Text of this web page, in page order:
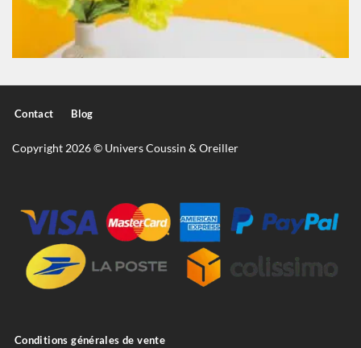
Contact Blog
Copyright 2026 © Univers Coussin & Oreiller
Conditions générales de vente